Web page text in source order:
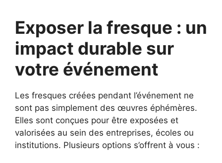
Exposer la fresque : un
impact durable sur
votre événement
Les fresques créées pendant l’événement ne
sont pas simplement des œuvres éphémères.
Elles sont conçues pour être exposées et
valorisées au sein des entreprises, écoles ou
institutions. Plusieurs options s’offrent à vous :